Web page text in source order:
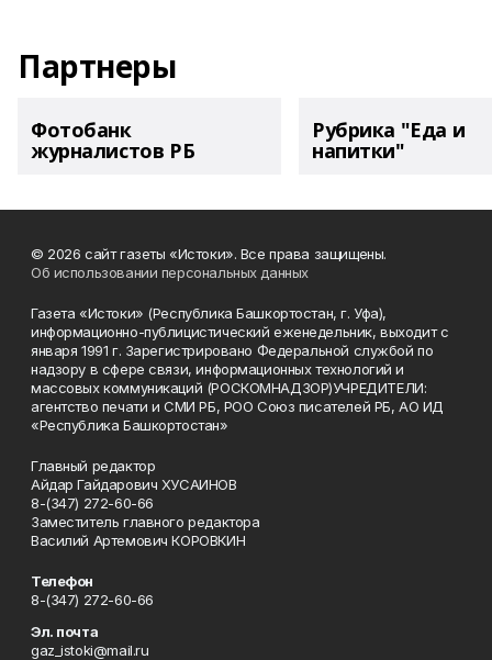
Партнеры
Фотобанк
журналистов РБ
Рубрика "Еда и
напитки"
© 2026 сайт газеты «Истоки». Все права защищены.
Об использовании персональных данных
Газета «Истоки» (Республика Башкортостан, г. Уфа),
информационно-публицистический еженедельник, выходит с
января 1991 г. Зарегистрировано Федеральной службой по
надзору в сфере связи, информационных технологий и
массовых коммуникаций (РОСКОМНАДЗОР)УЧРЕДИТЕЛИ:
агентство печати и СМИ РБ, РОО Союз писателей РБ, АО ИД
«Республика Башкортостан»
Главный редактор
Айдар Гайдарович ХУСАИНОВ
8-(347) 272-60-66
Заместитель главного редактора
Василий Артемович КОРОВКИН
Телефон
8-(347) 272-60-66
Эл. почта
gaz_istoki@mail.ru